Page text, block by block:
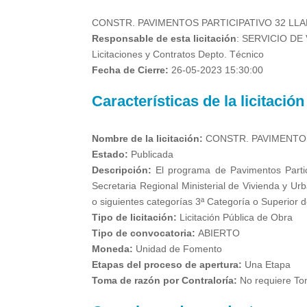
CONSTR. PAVIMENTOS PARTICIPATIVO 32
Responsable de esta licitación: SERVICIO DE
Licitaciones y Contratos Depto. Técnico
Fecha de Cierre: 26-05-2023 15:30:00
Características de la licitación
Nombre de la licitación: CONSTR.
Estado: Publicada
Descripción: El programa de Pavimentos
Secretaria Regional Ministerial de Vivienda y
o siguientes categorías 3ª Categoría o Superior
Tipo de licitación: Licitación Pública de Obra
Tipo de convocatoria: ABIERTO
Moneda: Unidad de Fomento
Etapas del proceso de apertura: Una Etapa
Toma de razón por Contraloría: No requiere